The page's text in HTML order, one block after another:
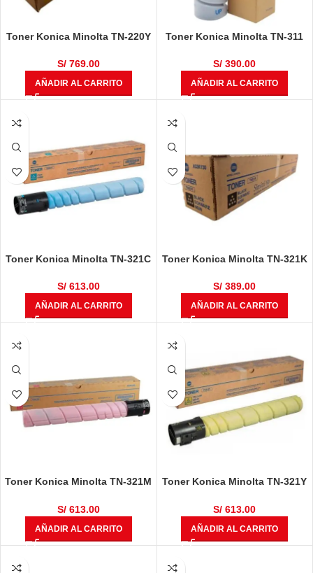
Toner Konica Minolta TN-220Y
C281, C223, C283
S/769.00
AÑADIR AL CARRITO
Toner Konica Minolta TN-311
S/ 390.00
AÑADIR AL CARRITO
Toner Konica Minolta TN-321C
S/613.00
AÑADIR AL CARRITO
Toner Konica Minolta TN-321K
C284
S/ 389.00
AÑADIR AL CARRITO
Toner Konica Minolta TN-321M
C284
S/613.00
AÑADIR AL CARRITO
Toner Konica Minolta TN-321Y
C284
S/ 613.00
AÑADIR AL CARRITO